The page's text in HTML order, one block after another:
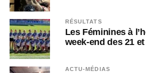
RÉSULTATS
Les Féminines à
week-end des 21
ACTU-MÉDIAS